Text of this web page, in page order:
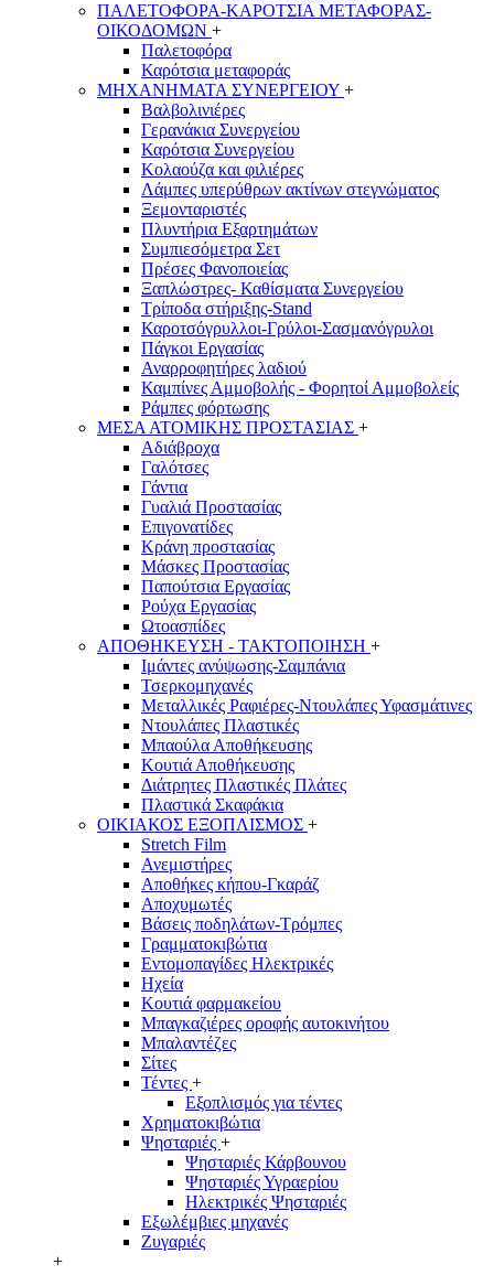
ΠΑΛΕΤΟΦΟΡΑ-ΚΑΡΟΤΣΙΑ ΜΕΤΑΦΟΡΑΣ-
ΟΙΚΟΔΟΜΩΝ +
Παλετοφόρα
Καρότσια μεταφοράς
ΜΗΧΑΝΗΜΑΤΑ ΣΥΝΕΡΓΕΙΟΥ +
Βαλβολινιέρες
Γερανάκια Συνεργείου
Καρότσια Συνεργείου
Κολαούζα και φιλιέρες
Λάμπες υπερύθρων ακτίνων στεγνώματος
Ξεμονταριστές
Πλυντήρια Εξαρτημάτων
Συμπιεσόμετρα Σετ
Πρέσες Φανοποιείας
Ξαπλώστρες- Καθίσματα Συνεργείου
Τρίποδα στήριξης-Stand
Καροτσόγρυλλοι-Γρύλοι-Σασμανόγρυλοι
Πάγκοι Εργασίας
Αναρροφητήρες λαδιού
Καμπίνες Αμμοβολής - Φορητοί Αμμοβολείς
Ράμπες φόρτωσης
ΜΕΣΑ ΑΤΟΜΙΚΗΣ ΠΡΟΣΤΑΣΙΑΣ +
Αδιάβροχα
Γαλότσες
Γάντια
Γυαλιά Προστασίας
Επιγονατίδες
Κράνη προστασίας
Μάσκες Προστασίας
Παπούτσια Εργασίας
Ρούχα Εργασίας
Ωτοασπίδες
ΑΠΟΘΗΚΕΥΣΗ - ΤΑΚΤΟΠΟΙΗΣΗ +
Ιμάντες ανύψωσης-Σαμπάνια
Τσερκομηχανές
Μεταλλικές Ραφιέρες-Ντουλάπες Υφασμάτινες
Ντουλάπες Πλαστικές
Μπαούλα Αποθήκευσης
Κουτιά Αποθήκευσης
Διάτρητες Πλαστικές Πλάτες
Πλαστικά Σκαφάκια
ΟΙΚΙΑΚΟΣ ΕΞΟΠΛΙΣΜΟΣ +
Stretch Film
Ανεμιστήρες
Αποθήκες κήπου-Γκαράζ
Αποχυμωτές
Βάσεις ποδηλάτων-Τρόμπες
Γραμματοκιβώτια
Εντομοπαγίδες Ηλεκτρικές
Ηχεία
Κουτιά φαρμακείου
Μπαγκαζιέρες οροφής αυτοκινήτου
Μπαλαντέζες
Σίτες
Τέντες +
Εξοπλισμός για τέντες
Χρηματοκιβώτια
Ψησταριές +
Ψησταριές Κάρβουνου
Ψησταριές Υγραερίου
Ηλεκτρικές Ψησταριές
Εξωλέμβιες μηχανές
Ζυγαριές
+